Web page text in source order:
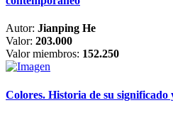
Autor: Jianping He
Valor: 203.000
Valor miembros: 152.250
Colores. Historia de su significado